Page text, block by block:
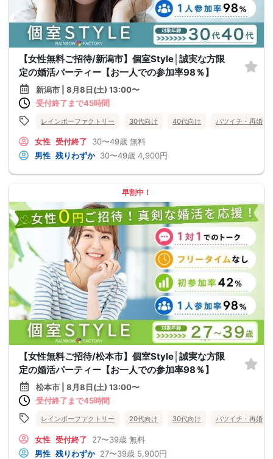
【女性無料ご招待/新潟市】個室Style│誠実な方限
定の婚活パーティー【お一人での参加率98％】
新潟市 | 8月8日(土) 13:00〜
受付終了まで45時間
レインボーファクトリー 30代向け 40代向け バツイチ・再婚
女性 受付終了 30〜49歳 無料
男性 残りわずか 30〜49歳 4,900円
早割中！
【女性無料ご招待/松本市】個室Style│誠実な方限
定の婚活パーティー【お一人での参加率98％】
松本市 | 8月8日(土) 13:00〜
受付終了まで45時間
レインボーファクトリー 20代向け 30代向け バツイチ・再婚
女性 受付終了 27〜39歳 無料
男性 残りわずか 27〜39歳 5,900円